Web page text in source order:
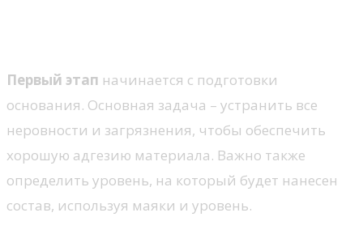
Первый этап начинается с подготовки
основания. Основная задача – устранить все
неровности и загрязнения, чтобы обеспечить
хорошую адгезию материала. Важно также
определить уровень, на который будет нанесен
состав, используя маяки и уровень.